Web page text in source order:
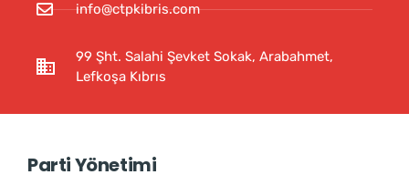
info@ctpkibris.com
99 Şht. Salahi Şevket Sokak, Arabahmet,
Lefkoşa Kıbrıs
Parti Yönetimi